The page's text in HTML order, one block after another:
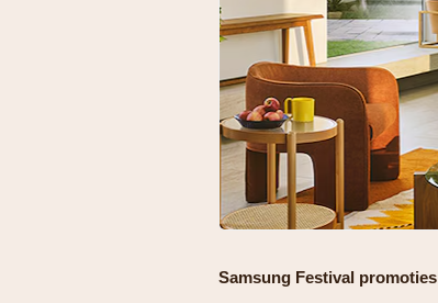
Samsung Festival promoties